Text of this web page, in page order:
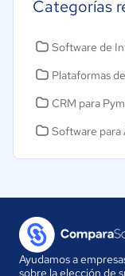
Categorías
Software de
Plataformas
CRM para
Software para
Ayudamos a
sobre la elección de